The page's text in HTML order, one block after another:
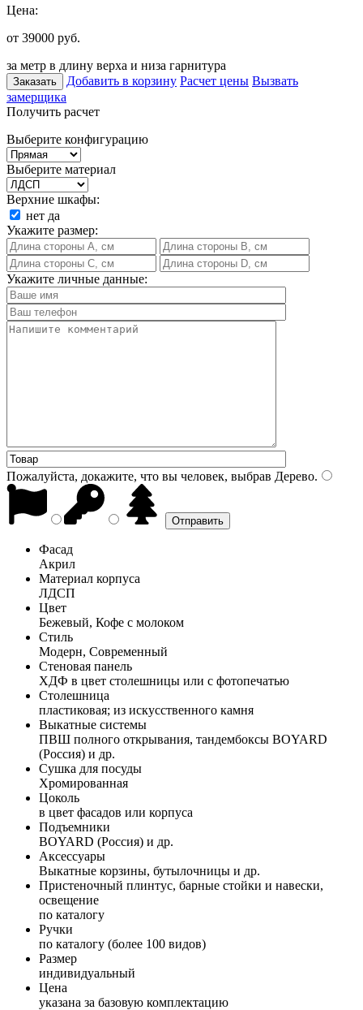
Цена:
от 39000 руб.
за метр в длину верха и низа гарнитура
Заказать Добавить в корзину Расчет цены Вызвать
замерщика
Получить расчет
Выберите конфигурацию
Выберите материал
Верхние шкафы:
нет да
Укажите размер:
Укажите личные данные:
Пожалуйста, докажите, что вы человек, выбрав Дерево.
Фасад
Акрил
Материал корпуса
ЛДСП
Цвет
Бежевый, Кофе с молоком
Стиль
Модерн, Современный
Стеновая панель
ХДФ в цвет столешницы или с фотопечатью
Столешница
пластиковая; из искусственного камня
Выкатные системы
ПВШ полного открывания, тандембоксы BOYARD
(Россия) и др.
Сушка для посуды
Хромированная
Цоколь
в цвет фасадов или корпуса
Подъемники
BOYARD (Россия) и др.
Аксессуары
Выкатные корзины, бутылочницы и др.
Пристеночный плинтус, барные стойки и навески,
освещение
по каталогу
Ручки
по каталогу (более 100 видов)
Размер
индивидуальный
Цена
указана за базовую комплектацию